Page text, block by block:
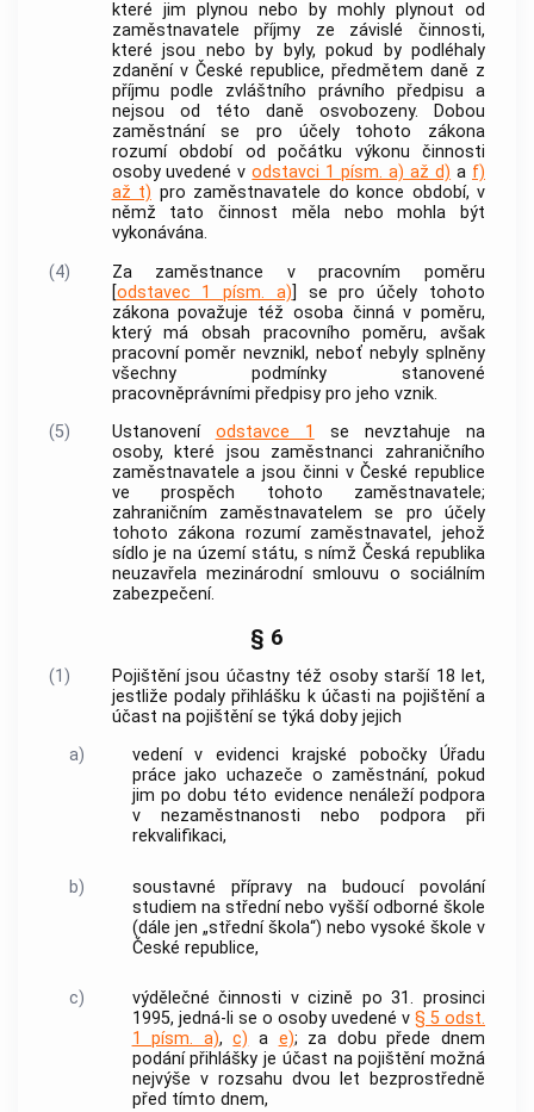
které jim plynou nebo by mohly plynout od
zaměstnavatele příjmy ze závislé činnosti,
které jsou nebo by byly, pokud by podléhaly
zdanění v České republice, předmětem daně z
příjmu podle zvláštního právního předpisu a
nejsou od této daně osvobozeny.
Dobou
zaměstnáníse pro účely tohoto zákona
rozumí období od počátku výkonu činnosti
osoby uvedené vodstavci 1 písm. a) až d) a f)
až t) pro zaměstnavatele do konce období, v
němž tato činnost měla nebo mohla být
vykonávána.
(4)
Za zaměstnance v pracovním poměru
[odstavec 1 písm. a)] se pro účely tohoto
zákona považuje též osoba činná v poměru,
který má obsah pracovního poměru, avšak
pracovní poměr nevznikl, neboť nebyly splněny
všechny podmínky stanovené
pracovněprávními předpisy pro jeho vznik.
(5)
Ustanovení odstavce 1
se nevztahuje na
osoby, které jsou zaměstnanci zahraničního
zaměstnavatele a jsou činni v České republice
ve prospěch tohoto zaměstnavatele;
zahraničním zaměstnavatelem se pro účely
tohoto zákona rozumí zaměstnavatel, jehož
sídlo je na území státu, s nímž Česká republika
neuzavřela mezinárodní smlouvu o sociálním
zabezpečení.
§ 6
(1)
Pojištění jsou účastny též osoby starší 18 let,
jestliže podaly přihlášku k účasti na pojištění a
účast na pojištění se týká doby jejich
a)
vedení v evidenci krajské pobočky Úřadu
práce jako uchazeče o zaměstnání, pokud
jim po dobu této evidence nenáleží podpora
v nezaměstnanosti nebo podpora při
rekvalifikaci,
b)
soustavné přípravy na budoucí povolání
studiem na střední nebo vyšší odborné škole
(dále jen „střední škola“) nebo vysoké škole v
České republice,
c) výdělečné činnosti v cizině po 31. prosinci
1995, jedná-li se o osoby uvedené v § 5 odst.
1 písm. a),c) a e); za dobu přede dnem
podání přihlášky je účast na pojištění možná
nejvýše v rozsahu dvou let bezprostředně
před tímto dnem,